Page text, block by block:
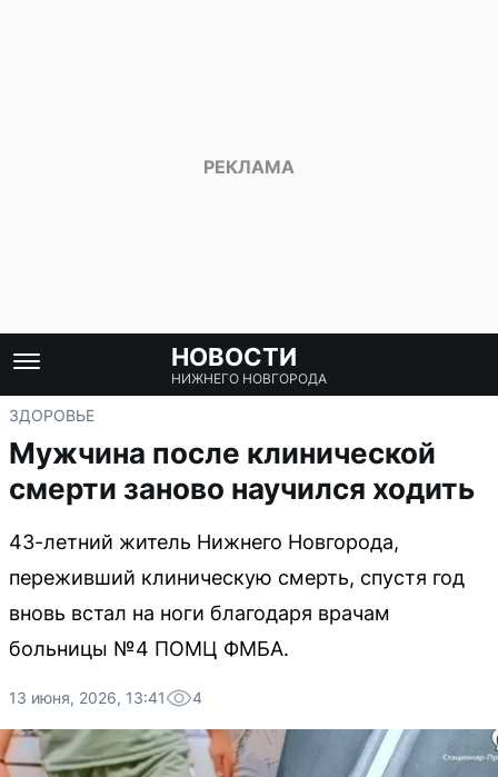
НОВОСТИ
НИЖНЕГО НОВГОРОДА
ЗДОРОВЬЕ
Мужчина после клинической
смерти заново научился ходить
43-летний житель Нижнего Новгорода,
переживший клиническую смерть, спустя год
вновь встал на ноги благодаря врачам
больницы №4 ПОМЦ ФМБА.
13 июня, 2026, 13:41 4